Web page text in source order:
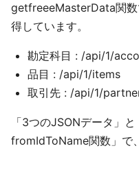
getfreeeMasterData関数
得しています。
勘定科目 : /api/1/
品目 : /api/1/items
取引先 : /api/1/
「3つのJSONデータ」
fromIdToName関数」で